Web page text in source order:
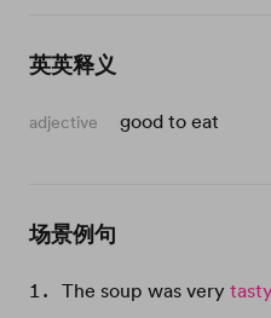
英英释义
adjective good to eat
场景例句
The soup was verytasty